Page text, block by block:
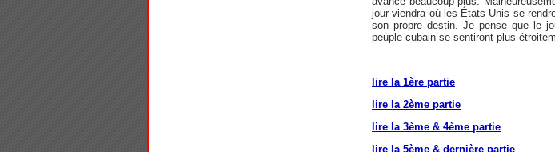
jour viendra où les États-Unis se
son propre destin. Je pense que le
peuple cubain se sentiront plus
lire la 1ère partie
lire la 2ème partie
lire la 3ème & 4ème partie
lire la 5ème & dernière partie